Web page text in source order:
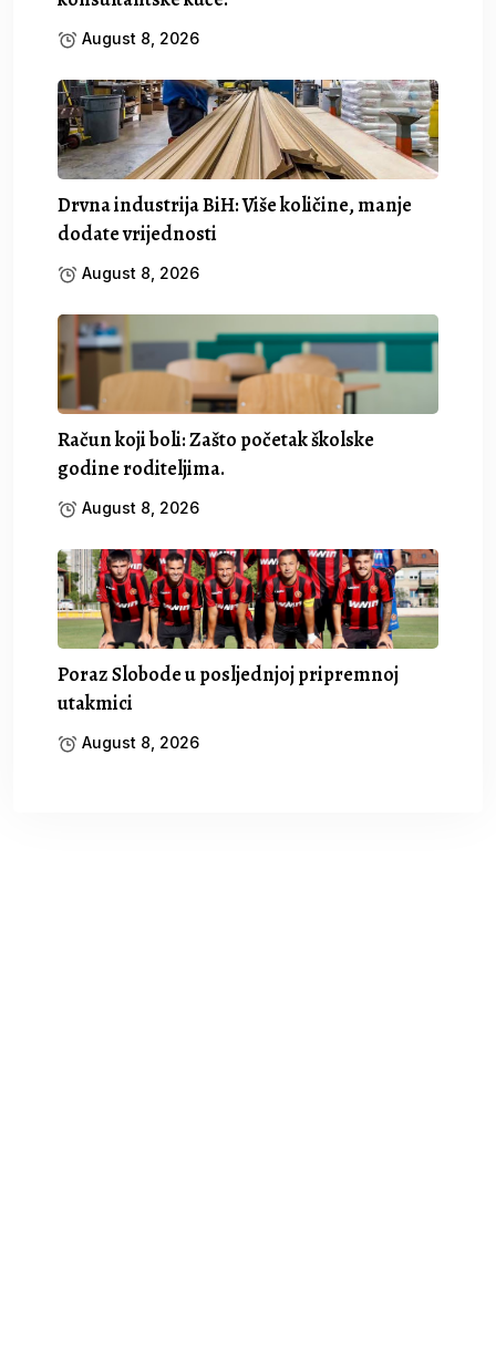
August 8, 2026
Drvna industrija BiH: Više količine, manje
dodate vrijednosti
August 8, 2026
Račun koji boli: Zašto početak školske
godine roditeljima.
August 8, 2026
Poraz Slobode u posljednjoj pripremnoj
utakmici
August 8, 2026